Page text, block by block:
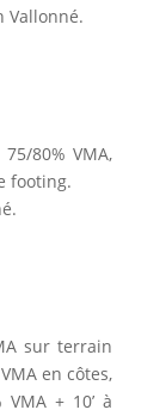
Vallonné.
80% VMA,
footing.
sur terrain
en côtes,
+ 10’ à